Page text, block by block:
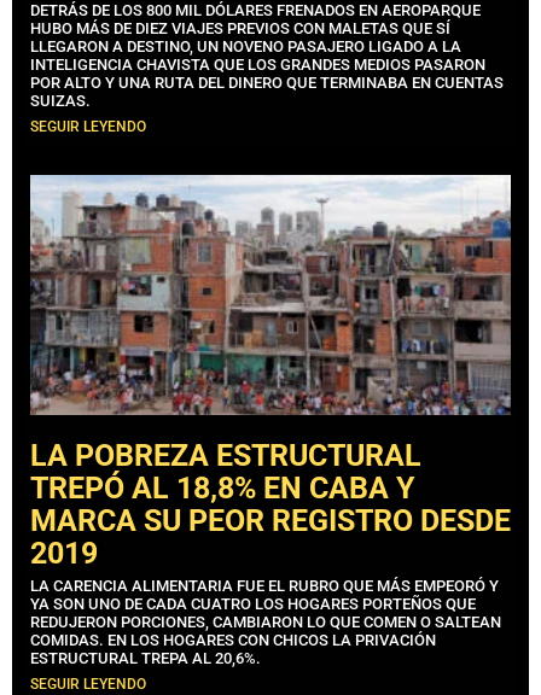
DETRÁS DE LOS 800 MIL DÓLARES FRENADOS EN AEROPARQUE
HUBO MÁS DE DIEZ VIAJES PREVIOS CON MALETAS QUE SÍ
LLEGARON A DESTINO, UN NOVENO PASAJERO LIGADO A LA
INTELIGENCIA CHAVISTA QUE LOS GRANDES MEDIOS PASARON
POR ALTO Y UNA RUTA DEL DINERO QUE TERMINABA EN CUENTAS
SUIZAS.
SEGUIR LEYENDO
LA POBREZA ESTRUCTURAL
TREPÓ AL 18,8% EN CABA Y
MARCA SU PEOR REGISTRO DESDE
2019
LA CARENCIA ALIMENTARIA FUE EL RUBRO QUE MÁS EMPEORÓ Y
YA SON UNO DE CADA CUATRO LOS HOGARES PORTEÑOS QUE
REDUJERON PORCIONES, CAMBIARON LO QUE COMEN O SALTEAN
COMIDAS. EN LOS HOGARES CON CHICOS LA PRIVACIÓN
ESTRUCTURAL TREPA AL 20,6%.
SEGUIR LEYENDO